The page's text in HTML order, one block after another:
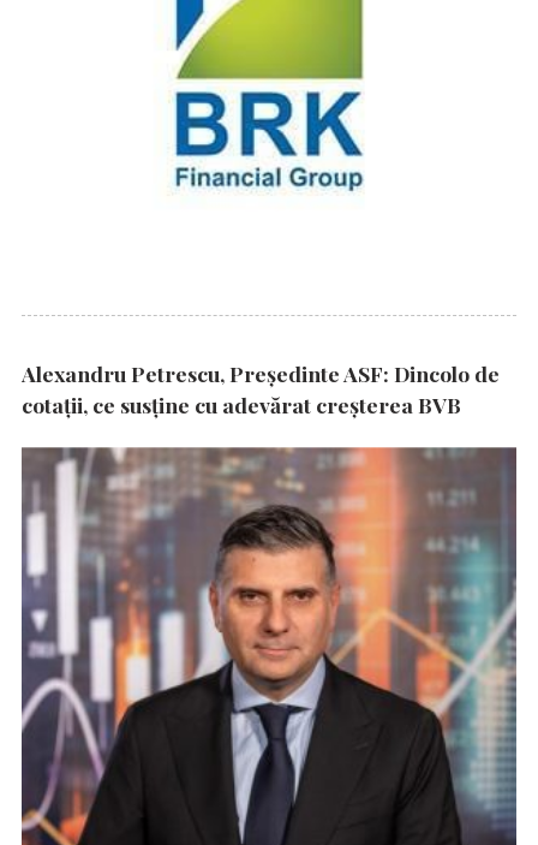
Alexandru Petrescu, Președinte ASF: Dincolo de
cotații, ce susține cu adevărat creșterea BVB